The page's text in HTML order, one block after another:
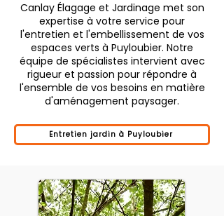
Canlay Élagage et Jardinage met son
expertise à votre service pour
l'entretien et l'embellissement de vos
espaces verts à Puyloubier. Notre
équipe de spécialistes intervient avec
rigueur et passion pour répondre à
l'ensemble de vos besoins en matière
d'aménagement paysager.
Entretien jardin à Puyloubier